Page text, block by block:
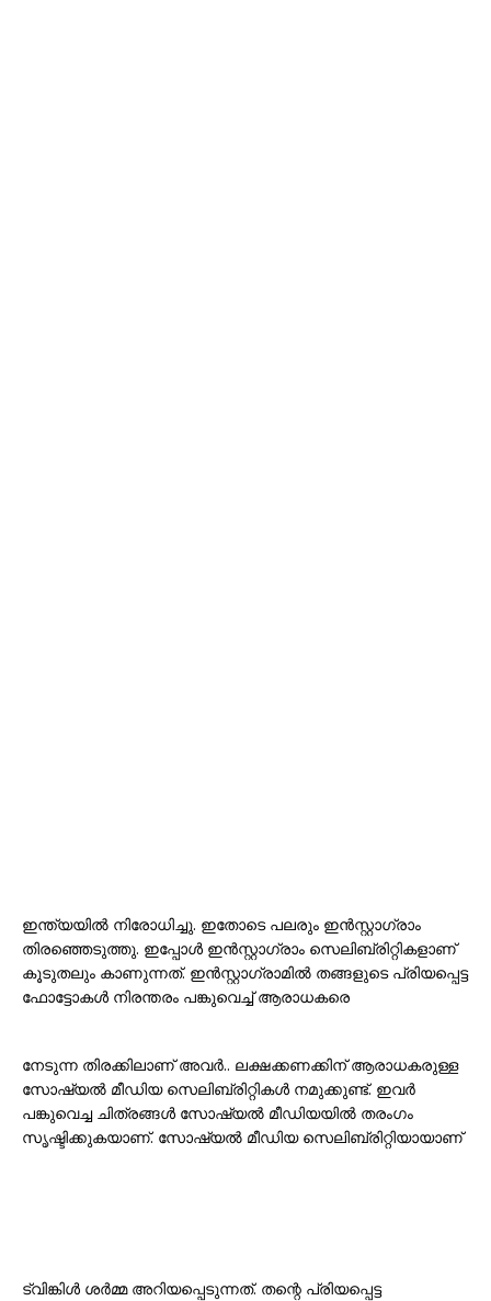
ഇന്ത്യയിൽ നിരോധിച്ചു. ഇതോടെ പലരും ഇൻസ്റ്റാഗ്രാം
തിരഞ്ഞെടുത്തു. ഇപ്പോൾ ഇൻസ്റ്റാഗ്രാം സെലിബ്രിറ്റികളാണ്
കൂടുതലും കാണുന്നത്. ഇൻസ്റ്റാഗ്രാമിൽ തങ്ങളുടെ പ്രിയപ്പെട്ട
ഫോട്ടോകൾ നിരന്തരം പങ്കുവെച്ച് ആരാധകരെ
നേടുന്ന തിരക്കിലാണ് അവർ.. ലക്ഷക്കണക്കിന് ആരാധകരുള്ള
സോഷ്യൽ മീഡിയ സെലിബ്രിറ്റികൾ നമുക്കുണ്ട്. ഇവർ
പങ്കുവെച്ച ചിത്രങ്ങൾ സോഷ്യൽ മീഡിയയിൽ തരംഗം
സൃഷ്ടിക്കുകയാണ്. സോഷ്യൽ മീഡിയ സെലിബ്രിറ്റിയായാണ്
ട്വിങ്കിൾ ശർമ്മ അറിയപ്പെടുന്നത്. തന്റെ പ്രിയപ്പെട്ട